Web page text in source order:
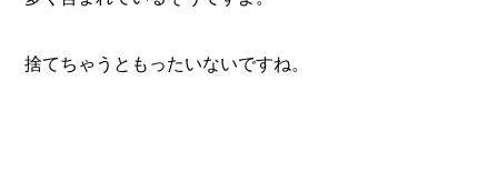
捨てちゃうともったいないですね。